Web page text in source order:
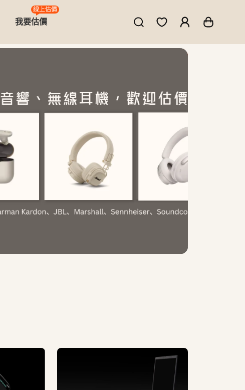
我要估價
線上估價
、MacBook、筆電